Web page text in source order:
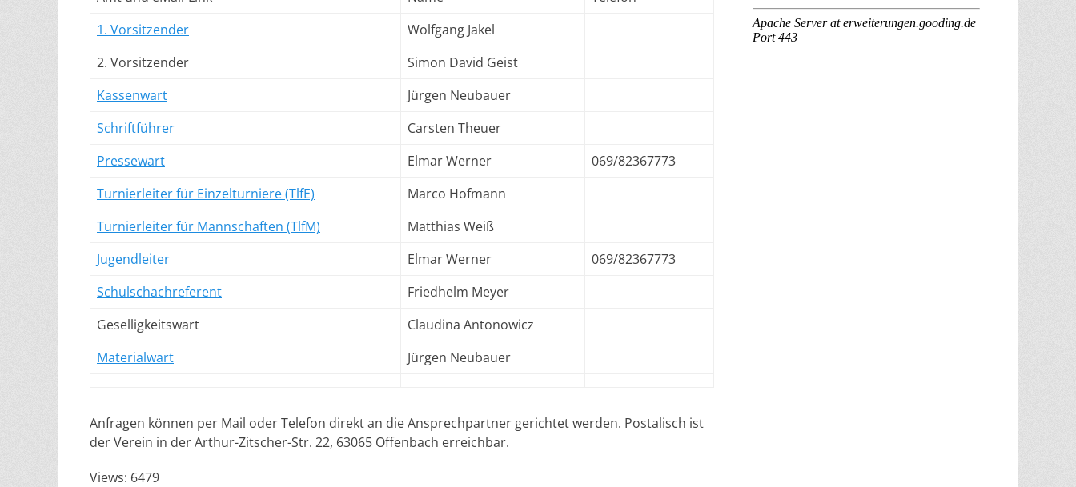
1. Vorsitzender
Wolfgang Jakel
2. Vorsitzender
Simon David Geist
Kassenwart
Jürgen Neubauer
Schriftführer
Carsten Theuer
Pressewart
Elmar Werner
069/82367773
Turnierleiter für Einzelturniere (TlfE)
Marco Hofmann
Turnierleiter für Mannschaften (TlfM)
Matthias Weiß
Jugendleiter
Elmar Werner
069/82367773
Schulschachreferent
Friedhelm Meyer
Geselligkeitswart
Claudina Antonowicz
Materialwart
Jürgen Neubauer
Anfragen können per Mail oder Telefon direkt an die Ansprechpartner gerichtet werden. Postalisch ist
der Verein in der Arthur-Zitscher-Str. 22, 63065 Offenbach erreichbar.
Views: 6479